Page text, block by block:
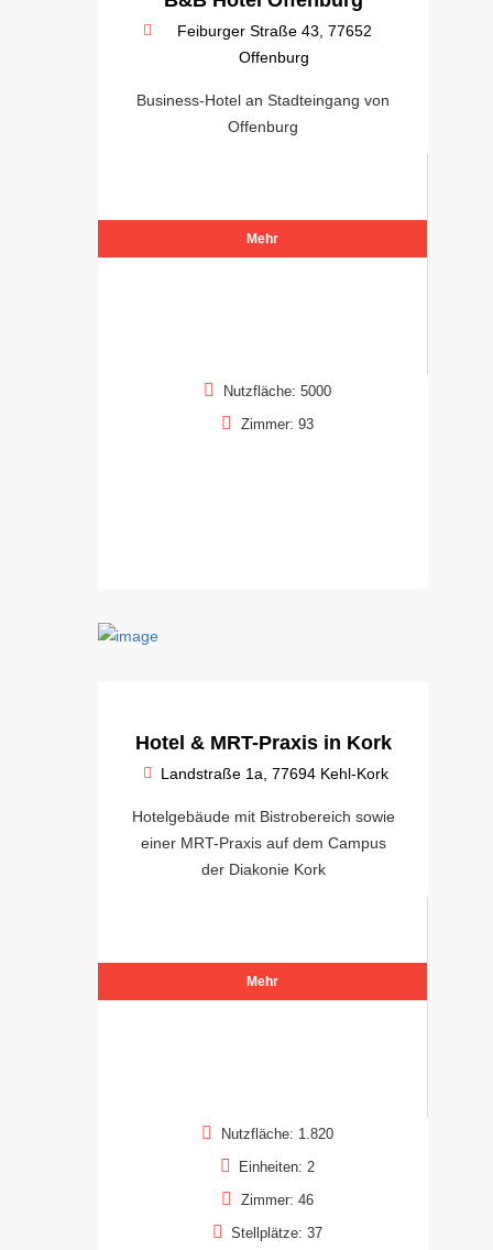
Feiburger Straße 43, 77652
Offenburg
Business-Hotel an Stadteingang von
Offenburg
Mehr
Nutzfläche: 5000
Zimmer: 93
Hotel & MRT-Praxis in Kork
Landstraße 1a, 77694 Kehl-Kork
Hotelgebäude mit Bistrobereich sowie
einer MRT-Praxis auf dem Campus
der Diakonie Kork
Mehr
Nutzfläche: 1.820
Einheiten: 2
Zimmer: 46
Stellplätze: 37